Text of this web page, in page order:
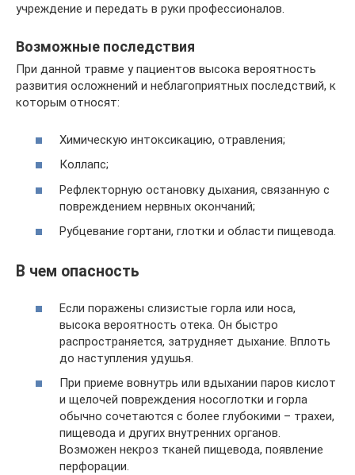
учреждение и передать в руки профессионалов.
Возможные последствия
При данной травме у пациентов высока вероятность
развития осложнений и неблагоприятных последствий, к
которым относят:
Химическую интоксикацию, отравления;
Коллапс;
Рефлекторную остановку дыхания, связанную с
повреждением нервных окончаний;
Рубцевание гортани, глотки и области пищевода.
В чем опасность
Если поражены слизистые горла или носа,
высока вероятность отека. Он быстро
распространяется, затрудняет дыхание. Вплоть
до наступления удушья.
При приеме вовнутрь или вдыхании паров кислот
и щелочей повреждения носоглотки и горла
обычно сочетаются с более глубокими – трахеи,
пищевода и других внутренних органов.
Возможен некроз тканей пищевода, появление
перфорации.